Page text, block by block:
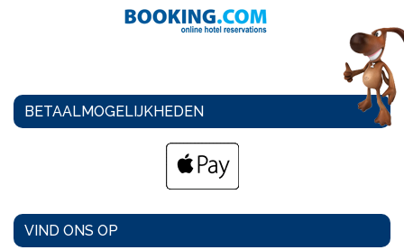
BETAALMOGELIJKHEDEN
VIND ONS OP